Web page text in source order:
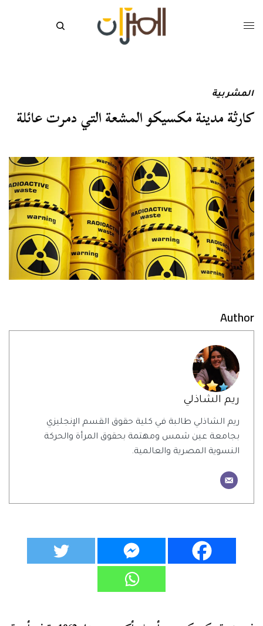
المشربية
كارثة مدينة مكسيكو المشعة التي دمرت عائلة
Author
ريم الشاذلي
ريم الشاذلي طالبة في كلية حقوق القسم الإنجليزي
بجامعة عين شمس ومهتمة بحقوق المرأة والحركة
النسوية المصرية والعالمية.